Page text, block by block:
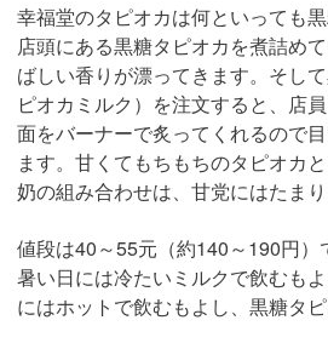
幸福堂のタピオカは何といっても黒
店頭にある黒糖タピオカを煮詰め
ばしい香りが漂ってきます。そし
ピオカミルク）を注文すると、店
面をバーナーで炙ってくれるので
ます。甘くてもちもちのタピオカ
奶の組み合わせは、甘党にはたまり
値段は40～55元（約140～190円）
暑い日には冷たいミルクで飲むも
にはホットで飲むもよし、黒糖タ